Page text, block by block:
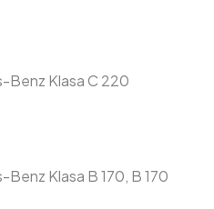
Benz Klasa C 220
Klasa B 170, B 170